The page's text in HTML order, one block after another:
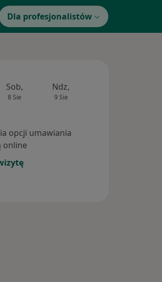
Dla profesjonalistów
Sob,
8 Sie
Ndz,
9 Sie
opcji umawiania
online